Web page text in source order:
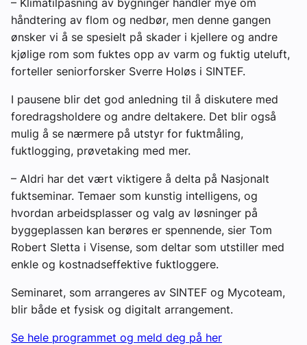
håndtering av flom og nedbør, men denne gangen
ønsker vi å se spesielt på skader i kjellere og andre
kjølige rom som fuktes opp av varm og fuktig uteluft,
forteller seniorforsker Sverre Holøs i SINTEF.
I pausene blir det god anledning til å diskutere med
foredragsholdere og andre deltakere. Det blir også
mulig å se nærmere på utstyr for fuktmåling,
fuktlogging, prøvetaking med mer.
– Aldri har det vært viktigere å delta på Nasjonalt
fuktseminar. Temaer som kunstig intelligens, og
hvordan arbeidsplasser og valg av løsninger på
byggeplassen kan berøres er spennende, sier Tom
Robert Sletta i Visense, som deltar som utstiller med
enkle og kostnadseffektive fuktloggere.
Seminaret, som arrangeres av SINTEF og Mycoteam,
blir både et fysisk og digitalt arrangement.
Se hele programmet og meld deg på her